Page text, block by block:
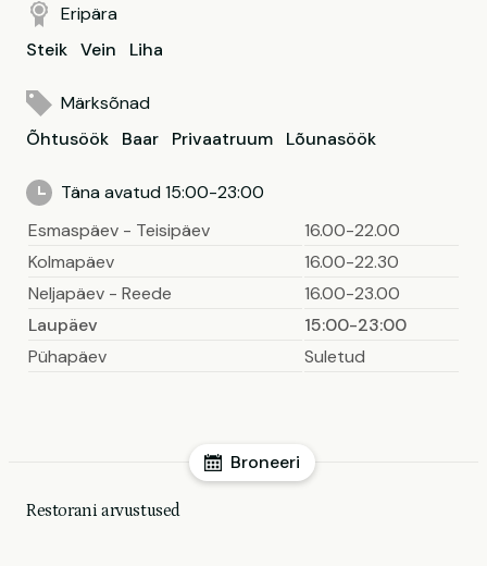
Eripära
Steik Vein Liha
Märksõnad
Õhtusöök
Baar Privaatruum Lõunasöök
Täna avatud 15:00-23:00
Esmaspäev - Teisipäev
16.00-22.00
Kolmapäev
16.00-22.30
Neljapäev - Reede
16.00-23.00
Laupäev
15:00-23:00
Pühapäev
Suletud
Broneeri
Restorani arvustused